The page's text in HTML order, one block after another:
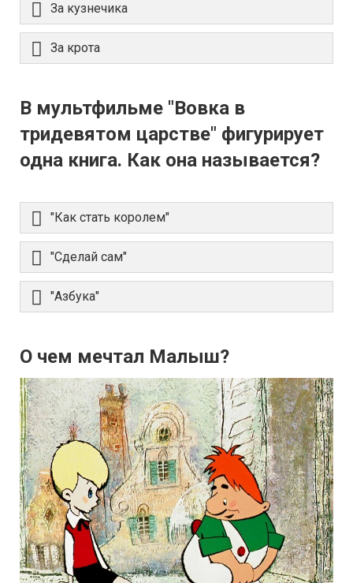
За кузнечика
За крота
В мультфильме "Вовка в
тридевятом царстве" фигурирует
одна книга. Как она называется?
"Как стать королем"
"Сделай сам"
"Азбука"
О чем мечтал Малыш?